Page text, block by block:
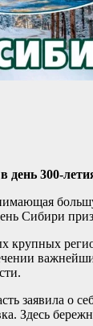
день 300-
Сибири
крупных
заявила о
Здесь